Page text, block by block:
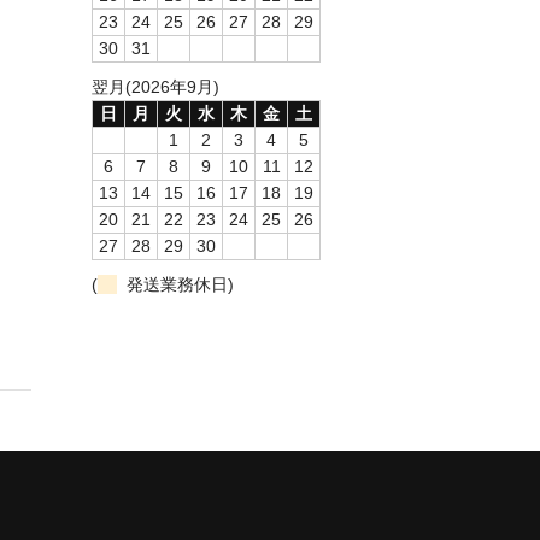
23
24 25 26 27 28
29
30
31
翌月(2026年9月)
日
月 火 水 木 金
土
1
2 3 4
5
6
7 8 9 10 11
12
13
14 15 16 17 18
19
20
21 22 23 24 25
26
27
28 29
30
(
発送業務休日)